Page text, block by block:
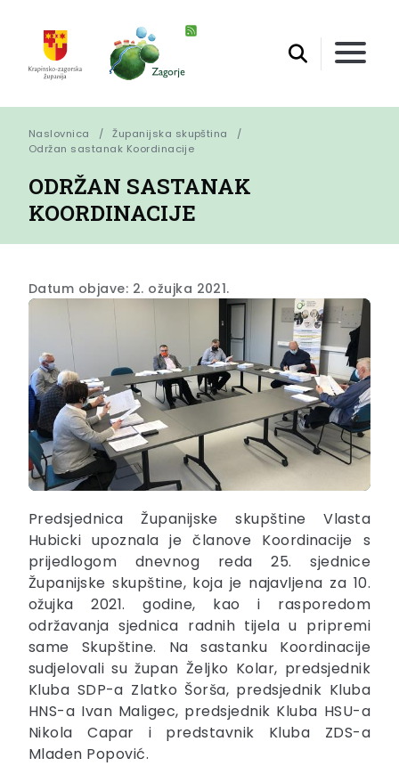
Naslovnica
Županijska skupština
Održan sastanak Koordinacije
ODRŽAN SASTANAK
KOORDINACIJE
Datum objave: 2. ožujka 2021.
Predsjednica Županijske skupštine Vlasta
Hubicki upoznala je članove Koordinacije s
prijedlogom dnevnog reda 25. sjednice
Županijske skupštine, koja je najavljena za 10.
ožujka 2021. godine, kao i rasporedom
održavanja sjednica radnih tijela u pripremi
same Skupštine. Na sastanku Koordinacije
sudjelovali su župan Željko Kolar, predsjednik
Kluba SDP-a Zlatko Šorša, predsjednik Kluba
HNS-a Ivan Maligec, predsjednik Kluba HSU-a
Nikola Capar i predstavnik Kluba ZDS-a
Mladen Popović.